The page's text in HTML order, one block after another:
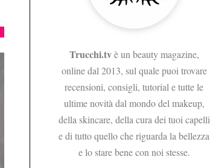
Trucchi.tvè un beauty magazine,
online dal 2013, sul quale puoi trovare
recensioni, consigli, tutorial e tutte le
ultime novità dal mondo del makeup,
della skincare, della cura dei tuoi capelli
e di tutto quello che riguarda la bellezza
e lo stare bene con noi stesse.